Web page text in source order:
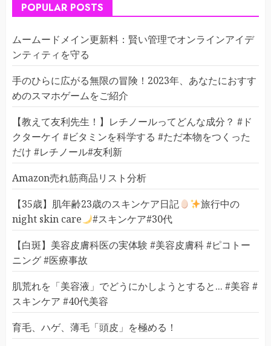
POPULAR POSTS
ムームードメイン更新料：賢い管理でオンラインアイデ
ンティティを守る
手のひらに広がる無限の冒険！2023年、あなたにおすす
めのスマホゲームをご紹介
【教えて友利先生！】レチノールってどんな成分？ #ド
クターケイ #ビタミンを科学する #ただ本物をつくった
だけ #レチノール#友利新
Amazon売れ筋商品リスト分析
【35歳】肌年齢23歳のスキンケア日記
旅行中の
night skin care
#スキンケア#30代
【白斑】美容皮膚科医の実体験 #美容皮膚科 #ピコトー
ニング #医療事故
肌荒れを「美容液」でどうにかしようとすると... #美容 #
スキンケア #40代美容
育毛、ハゲ、薄毛「頭皮」を極める！